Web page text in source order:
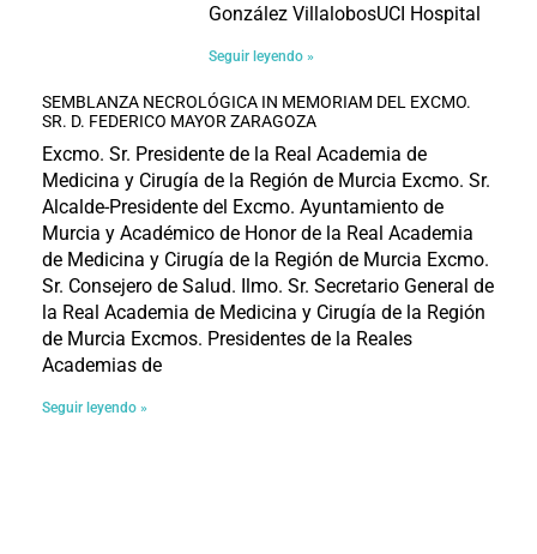
González VillalobosUCI Hospital
Seguir leyendo »
SEMBLANZA NECROLÓGICA IN MEMORIAM DEL EXCMO.
SR. D. FEDERICO MAYOR ZARAGOZA
Excmo. Sr. Presidente de la Real Academia de
Medicina y Cirugía de la Región de Murcia Excmo. Sr.
Alcalde-Presidente del Excmo. Ayuntamiento de
Murcia y Académico de Honor de la Real Academia
de Medicina y Cirugía de la Región de Murcia Excmo.
Sr. Consejero de Salud. Ilmo. Sr. Secretario General de
la Real Academia de Medicina y Cirugía de la Región
de Murcia Excmos. Presidentes de la Reales
Academias de
Seguir leyendo »